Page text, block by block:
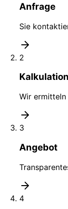
Anfrage
Sie
2
Kalkulation
Wir
3
Angebot
4